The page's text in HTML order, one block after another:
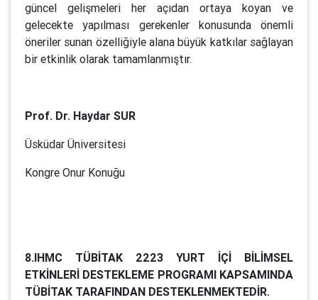
güncel gelişmeleri her açıdan ortaya koyan ve
gelecekte yapılması gerekenler konusunda önemli
öneriler sunan özelliğiyle alana büyük katkılar sağlayan
bir etkinlik olarak tamamlanmıştır.
Prof. Dr. Haydar SUR
Üsküdar Üniversitesi
Kongre Onur Konuğu
8.IHMC TÜBİTAK 2223 YURT İÇİ BİLİMSEL
ETKİNLERİ DESTEKLEME PROGRAMI KAPSAMINDA
TÜBİTAK TARAFINDAN DESTEKLENMEKTEDİR.